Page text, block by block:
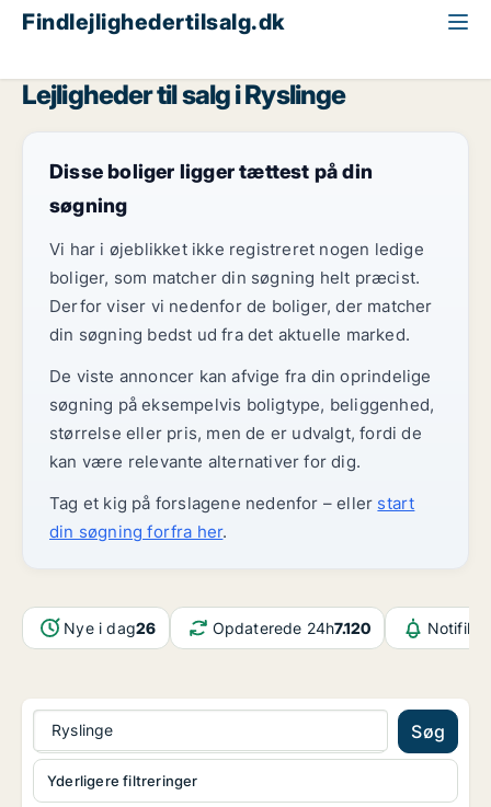
Findlejlighedertilsalg.dk
Lejligheder til salg i Ryslinge
Disse boliger ligger tættest på din
søgning
Vi har i øjeblikket ikke registreret nogen ledige
boliger, som matcher din søgning helt præcist.
Derfor viser vi nedenfor de boliger, der matcher
din søgning bedst ud fra det aktuelle marked.
De viste annoncer kan afvige fra din oprindelige
søgning på eksempelvis boligtype, beliggenhed,
størrelse eller pris, men de er udvalgt, fordi de
kan være relevante alternativer for dig.
Tag et kig på forslagene nedenfor – eller start
din søgning forfra her.
Nye i dag26 Opdaterede 24h7.120
Ryslinge Søg
Yderligere filtreringer